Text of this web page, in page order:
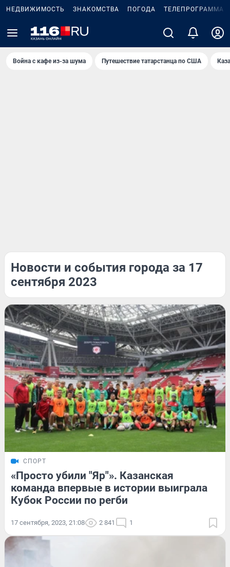
НЕДВИЖИМОСТЬ ЗНАКОМСТВА ПОГОДА ТЕЛЕПРОГРАММА
Война с кафе из-за шума Путешествие татарстанца по США
Новости и события города за 17
сентября 2023
СПОРТ
«Просто убили "Яр"». Казанская
команда впервые в истории выиграла
Кубок России по регби
17 сентября, 2023, 21:08 2 841 1